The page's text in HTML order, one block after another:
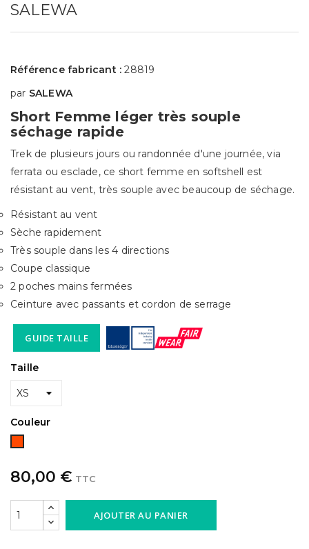
SALEWA
Référence fabricant : 28819
par SALEWA
Short Femme léger très souple
séchage rapide
Trek de plusieurs jours ou randonnée d'une journée, via
ferrata ou esclade, ce short femme en softshell est
résistant au vent, très souple avec beaucoup de séchage.
Résistant au vent
Sèche rapidement
Très souple dans les 4 directions
Coupe classique
2 poches mains fermées
Ceinture avec passants et cordon de serrage
GUIDE TAILLE
Taille
Couleur
Brique
80,00 € TTC
AJOUTER AU PANIER